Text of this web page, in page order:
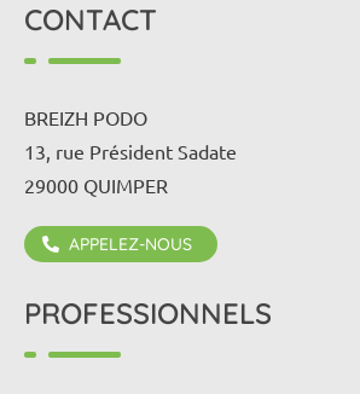
CONTACT
BREIZH PODO
13, rue Président Sadate
29000 QUIMPER
APPELEZ-NOUS
PROFESSIONNELS